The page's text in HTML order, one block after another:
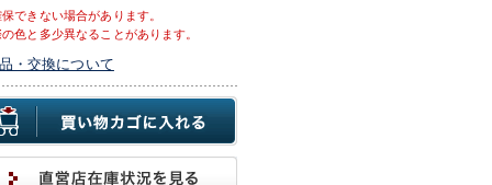
できない場合があります。
色と多少異なることがあります。
・交換について